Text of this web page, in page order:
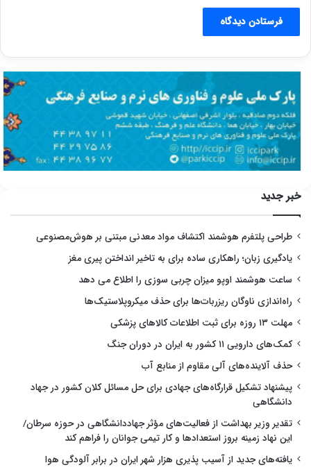
خبر جدید
طراحی پلتفرم هوشمند اکتشاف مواد معدنی مبتنی بر هوش‌مصنوعی
یادگیری زبان؛ راهکاری ساده برای به تاخیر انداختن پیری مغز
ساعت هوشمند اوپو میزان چربی سوزی را اطلاع می دهد
راه‌اندازی ناوگان ریزربات‌ها برای حذف میکروپلاستیک‌ها
مهلت ۱۳ روزه برای ثبت اطلاعات کالاهای پزشکی
کمک‌های دارویی ۱۱ کشور به ایران در دوران جنگ
حذف آلاینده‌های آلی مقاوم از منابع آب
پیشنهاد تشکیل قرارگاه‌های جهادی برای حل مسائل کلان کشور در جهاد
دانشگاهی
تقدیر وزیر بهداشت از فعالیت‌های مؤثر جهاددانشگاهی در حوزه سرطان/
این نهاد زمینه بروز استعدادها و کار تیمی جوانان را فراهم کند
یافته‌های جدید از آسیب پذیری هزار شهر ایران در برابر آلودگی هوا